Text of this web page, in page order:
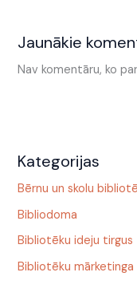
Jaunākie
Nav komentāru, ko
Kategorijas
Bērnu un skolu
Bibliodoma
Bibliotēku ideju tirgus
Bibliotēku mārketinga